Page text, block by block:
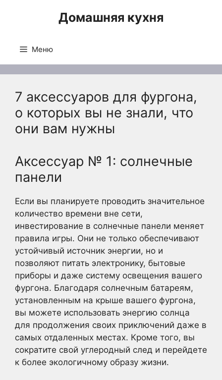
Домашняя кухня
Меню
7 аксессуаров для фургона,
о которых вы не знали, что
они вам нужны
Аксессуар № 1: солнечные
панели
Если вы планируете проводить значительное
количество времени вне сети,
инвестирование в солнечные панели меняет
правила игры. Они не только обеспечивают
устойчивый источник энергии, но и
позволяют питать электронику, бытовые
приборы и даже систему освещения вашего
фургона. Благодаря солнечным батареям,
установленным на крыше вашего фургона,
вы можете использовать энергию солнца
для продолжения своих приключений даже в
самых отдаленных местах. Кроме того, вы
сократите свой углеродный след и перейдете
к более экологичному образу жизни.